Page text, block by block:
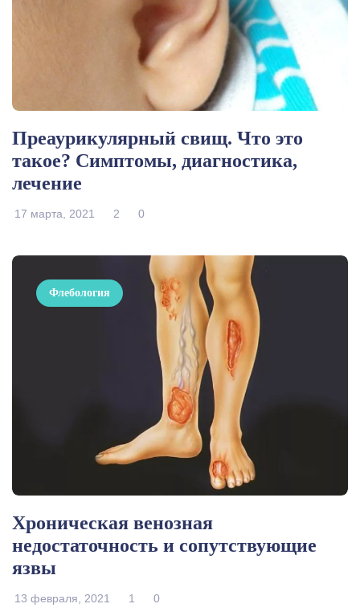
Преаурикулярный свищ. Что это
такое? Симптомы, диагностика,
лечение
17 марта, 2021 2 0
Флебология
Хроническая венозная
недостаточность и сопутствующие
язвы
13 февраля, 2021 1 0